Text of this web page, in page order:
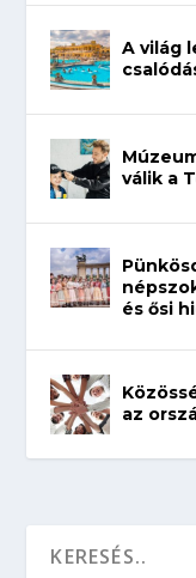
A világ
válik a
és ősi
az